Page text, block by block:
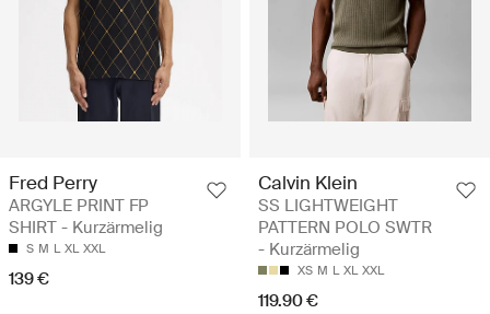
Fred Perry
ARGYLE PRINT FP
SHIRT - Kurzärmelig
S M L XL XXL
139 €
Calvin Klein
SS LIGHTWEIGHT
PATTERN POLO SWTR
- Kurzärmelig
XS M L XL XXL
119.90 €